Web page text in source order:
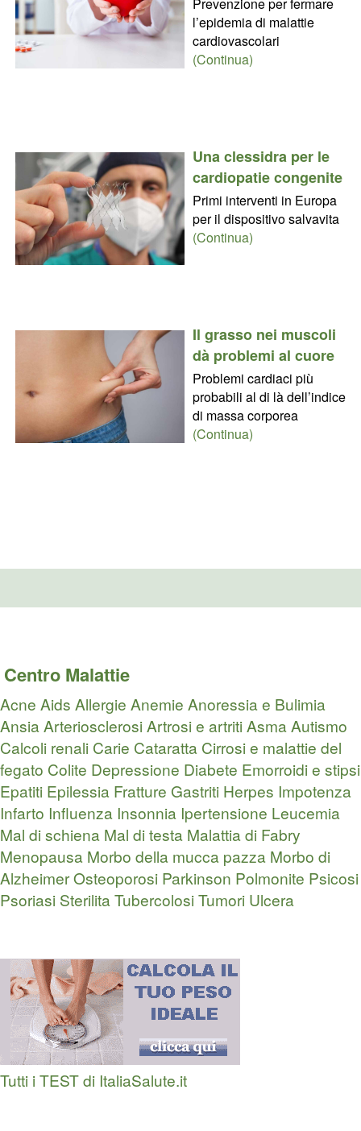
l’epidemia di malattie
cardiovascolari
(Continua)
Una clessidra per le
cardiopatie congenite
Primi interventi in Europa
per il dispositivo salvavita
(Continua)
Il grasso nei muscoli
dà problemi al cuore
Problemi cardiaci più
probabili al di là dell’indice
di massa corporea
(Continua)
Centro Malattie
Acne Aids Allergie Anemie Anoressia e Bulimia
AnsiaArteriosclerosiArtrosi e artritiAsmaAutismo
Calcoli renali Carie Cataratta Cirrosi e malattie del
fegato Colite Depressione Diabete Emorroidi e stipsi
Epatiti Epilessia Fratture Gastriti Herpes Impotenza
Infarto Influenza Insonnia Ipertensione Leucemia
Mal di schiena Mal di testa Malattia di Fabry
Menopausa Morbo della mucca pazza Morbo di
AlzheimerOsteoporosi Parkinson Polmonite Psicosi
Psoriasi SterilitaTubercolosiTumori Ulcera
Tutti i TEST di ItaliaSalute.it